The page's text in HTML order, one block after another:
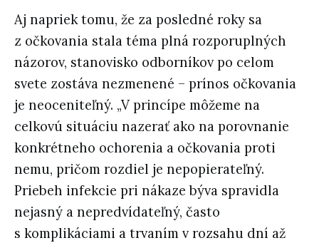
Aj napriek tomu, že za posledné roky sa
z očkovania stala téma plná rozporuplných
názorov, stanovisko odborníkov po celom
svete zostáva nezmenené – prínos očkovania
je neoceniteľný. „V princípe môžeme na
celkovú situáciu nazerať ako na porovnanie
konkrétneho ochorenia a očkovania proti
nemu, pričom rozdiel je nepopierateľný.
Priebeh infekcie pri nákaze býva spravidla
nejasný a nepredvídateľný, často
s komplikáciami a trvaním v rozsahu dní až